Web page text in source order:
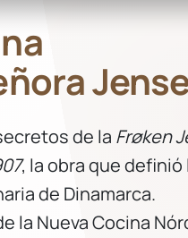
de la Frøken
, la obra que definió
de Dinamarca.
la Nueva Cocina